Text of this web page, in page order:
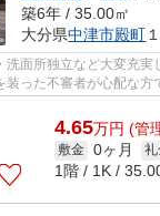
築6年 / 35.00㎡
大分県中津市殿町
洗面所独立など大変充実
装った不審者が心配な方
安心できます...
4.65万円 (管
敷金 0ヶ月
1階 / 1K /